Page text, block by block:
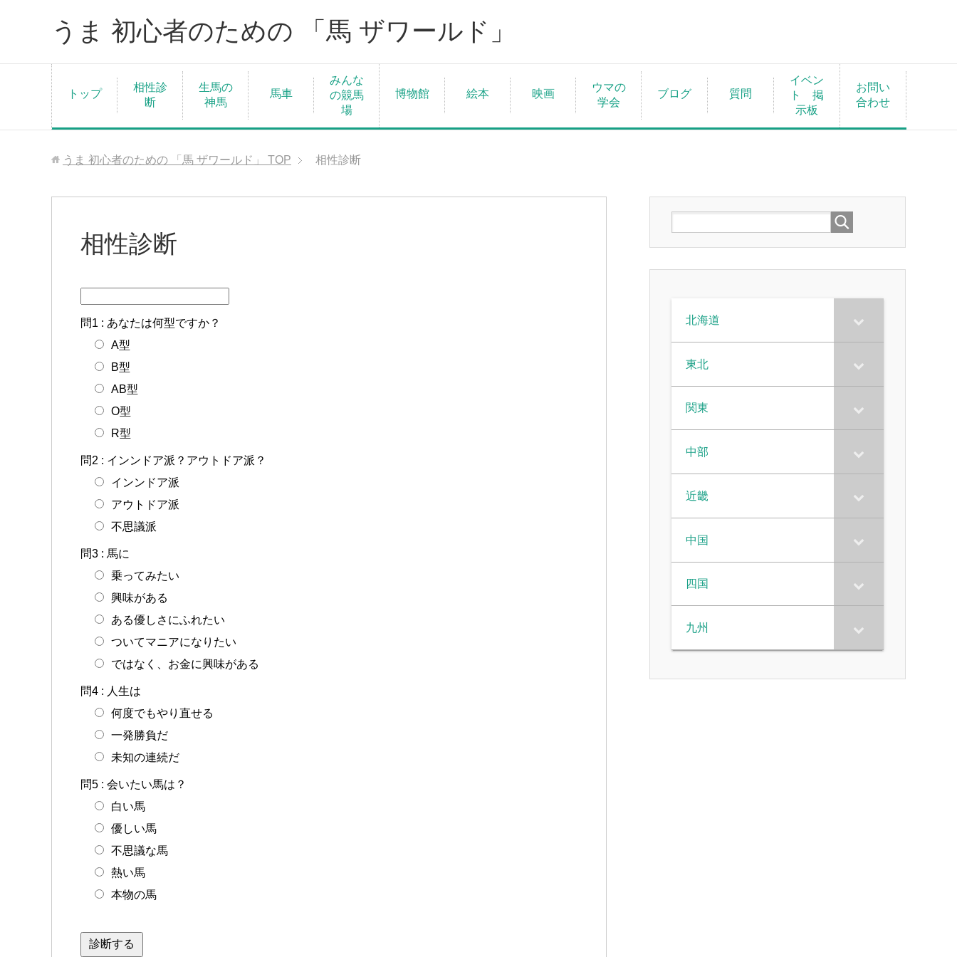
うま 初心者のための 「馬 ザワールド」
トップ
相性診
断
生馬の
神馬
馬車
みんな
の競馬
場
博物館 絵本 映画
ウマの
学会
ブログ 質問
イベン
ト 掲
示板
お問い
合わせ
うま 初心者のための 「馬 ザワールド」 TOP 相性診断
相性診断
問1 : あなたは何型ですか？
A型
B型
AB型
O型
R型
問2 : インンドア派？アウトドア派？
インンドア派
アウトドア派
不思議派
問3 : 馬に
乗ってみたい
興味がある
ある優しさにふれたい
ついてマニアになりたい
ではなく、お金に興味がある
問4 : 人生は
何度でもやり直せる
一発勝負だ
未知の連続だ
問5 : 会いたい馬は？
白い馬
優しい馬
不思議な馬
熱い馬
本物の馬
北海道
東北
関東
中部
近畿
中国
四国
九州